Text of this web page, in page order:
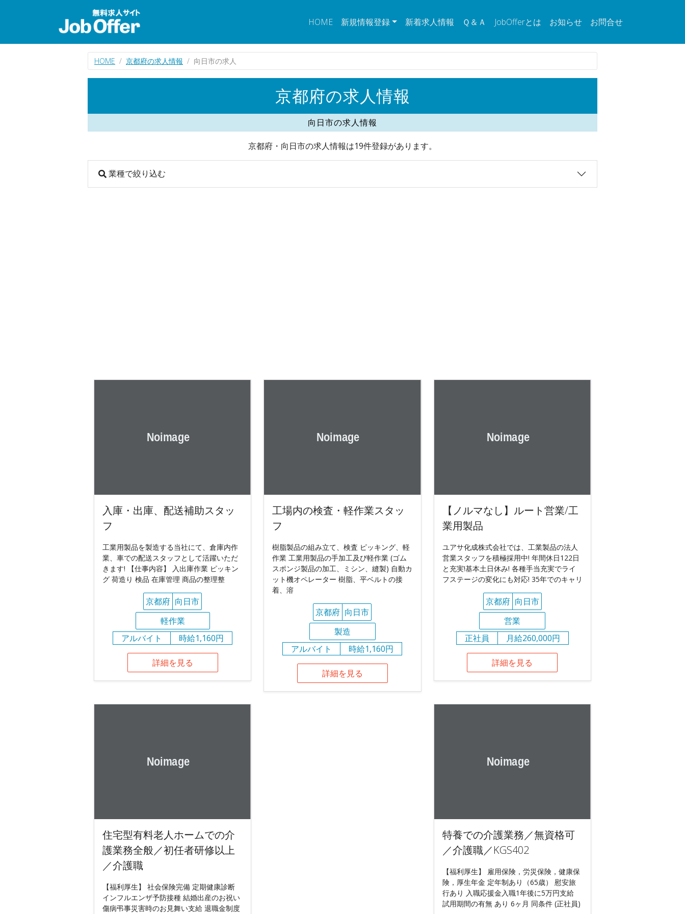
HOME 新規情報登録 新着求人情報 Ｑ＆Ａ JobOfferとは お知らせ お問合せ
HOME 京都府の求人情報 向日市の求人
京都府の求人情報
向日市の求人情報
京都府・向日市の求人情報は19件登録があります。
業種で絞り込む
入庫・出庫、配送補助スタッ
フ
工業用製品を製造する当社にて、倉庫内作
業、車での配送スタッフとして活躍いただ
きます! 【仕事内容】 入出庫作業 ピッキン
グ 荷造り 検品 在庫管理 商品の整理整
京都府 向日市
軽作業
アルバイト
時給1,160円
詳細を見る
工場内の検査・軽作業スタッ
フ
樹脂製品の組み立て、検査 ピッキング、軽
作業 工業用製品の手加工及び軽作業 (ゴム
スポンジ製品の加工、ミシン、縫製) 自動カ
ット機オペレーター 樹脂、平ベルトの接
着、溶
京都府 向日市
製造
アルバイト
時給1,160円
詳細を見る
【ノルマなし】ルート営業/工
業用製品
ユアサ化成株式会社では、工業製品の法人
営業スタッフを積極採用中! 年間休日122日
と充実!基本土日休み! 各種手当充実でライ
フステージの変化にも対応! 35年でのキャリ
京都府 向日市
営業
正社員
月給260,000円
詳細を見る
住宅型有料老人ホームでの介
護業務全般／初任者研修以上
／介護職
【福利厚生】 社会保険完備 定期健康診断
インフルエンザ予防接種 結婚出産のお祝い
傷病弔事災害時のお見舞い支給 退職金制度
特養での介護業務／無資格可
／介護職／KGS402
【福利厚生】 雇用保険，労災保険，健康保
険，厚生年金 定年制あり（65歳） 慰安旅
行あり 入職応援金入職1年後に5万円支給
試用期間の有無 あり 6ヶ月 同条件 (正社員)